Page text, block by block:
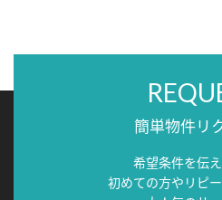
簡単物件リ
希望条件を伝
初めての方やリピ